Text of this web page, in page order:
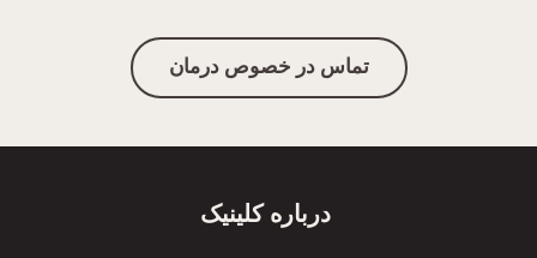
تماس در خصوص درمان
درباره کلینیک